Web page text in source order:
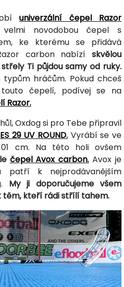
univerzální čepel Razor
novodobou čepel s
ke kterému se přidává
carbon nabízí skvělou
Ti půjdou samy od ruky.
hráčům. Pokud chceš
čepelí, podívej se na
Razor.
Oxdog si pro Tebe připravil
29 UV ROUND. Vyrábí se ve
cm. Na této holi ovšem
čepel Avox carbon. Avox je
patří k nejprodávanějším
My ji doporučujeme všem
kteří rádi střílí tahem.